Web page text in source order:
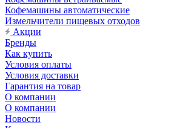
Кофемашины автоматические
Измельчители пищевых отходов
Акции
Бренды
Как купить
Условия оплаты
Условия доставки
Гарантия на товар
О компании
О компании
Новости